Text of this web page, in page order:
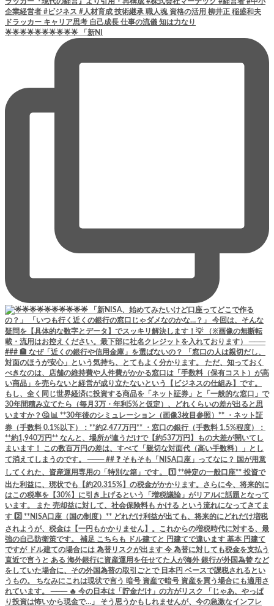
🌟🌟🌟🌟🌟🌟🌟🌟🌟🌟 「新NI